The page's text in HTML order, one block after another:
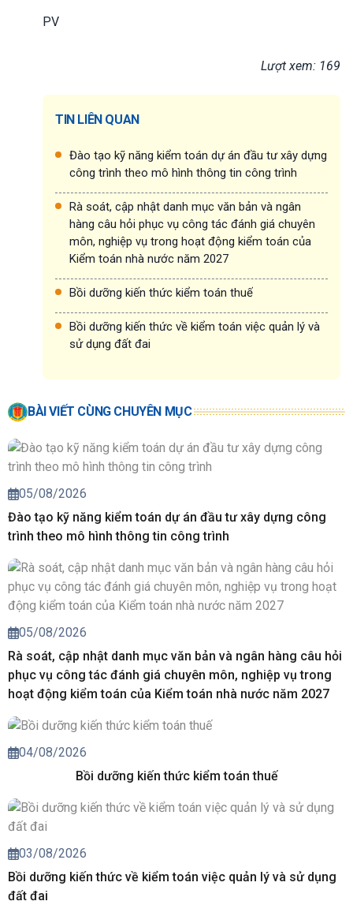
PV
Lượt xem: 169
TIN LIÊN QUAN
Đào tạo kỹ năng kiểm toán dự án đầu tư xây dựng
công trình theo mô hình thông tin công trình
Rà soát, cập nhật danh mục văn bản và ngân
hàng câu hỏi phục vụ công tác đánh giá chuyên
môn, nghiệp vụ trong hoạt động kiểm toán của
Kiểm toán nhà nước năm 2027
Bồi dưỡng kiến thức kiểm toán thuế
Bồi dưỡng kiến thức về kiểm toán việc quản lý và
sử dụng đất đai
BÀI VIẾT CÙNG CHUYÊN MỤC
05/08/2026
Đào tạo kỹ năng kiểm toán dự án đầu tư xây dựng công
trình theo mô hình thông tin công trình
05/08/2026
Rà soát, cập nhật danh mục văn bản và ngân hàng câu hỏi
phục vụ công tác đánh giá chuyên môn, nghiệp vụ trong
hoạt động kiểm toán của Kiểm toán nhà nước năm 2027
04/08/2026
Bồi dưỡng kiến thức kiểm toán thuế
03/08/2026
Bồi dưỡng kiến thức về kiểm toán việc quản lý và sử dụng
đất đai